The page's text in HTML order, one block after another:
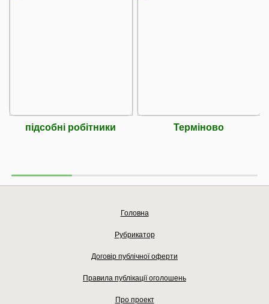
підсобні робітники Терміново
Головна
Рубрикатор
Договір публічної оферти
Правила публікації оголошень
Про проект